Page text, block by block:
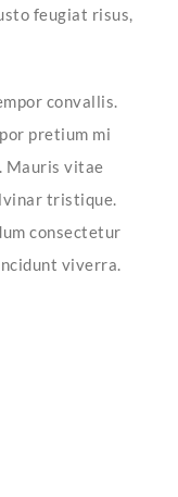
feugiat risus,
convallis.
pretium mi
Mauris vitae
tristique.
consectetur
viverra.